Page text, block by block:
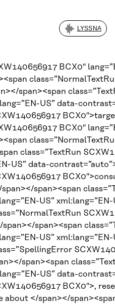
LYSSNA
BCX0″
span><span
US” data-
BCX0″
class=”TextRun
US” data-
span><span
US”
span><span
US”
span><span
US” data-
BCX0″>,
</span></